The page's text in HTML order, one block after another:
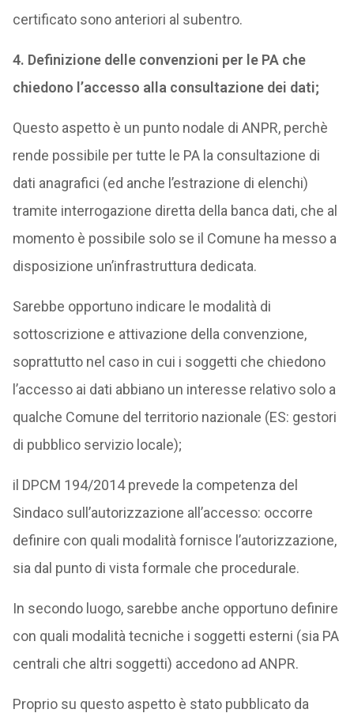
certificato sono anteriori al subentro.
4. Definizione delle convenzioni per le PA che
chiedono l’accesso alla consultazione dei dati;
Questo aspetto è un punto nodale di ANPR, perchè
rende possibile per tutte le PA la consultazione di
dati anagrafici (ed anche l’estrazione di elenchi)
tramite interrogazione diretta della banca dati, che al
momento è possibile solo se il Comune ha messo a
disposizione un’infrastruttura dedicata.
Sarebbe opportuno indicare le modalità di
sottoscrizione e attivazione della convenzione,
soprattutto nel caso in cui i soggetti che chiedono
l’accesso ai dati abbiano un interesse relativo solo a
qualche Comune del territorio nazionale (ES: gestori
di pubblico servizio locale);
il DPCM 194/2014 prevede la competenza del
Sindaco sull’autorizzazione all’accesso: occorre
definire con quali modalità fornisce l’autorizzazione,
sia dal punto di vista formale che procedurale.
In secondo luogo, sarebbe anche opportuno definire
con quali modalità tecniche i soggetti esterni (sia PA
centrali che altri soggetti) accedono ad ANPR.
Proprio su questo aspetto è stato pubblicato da